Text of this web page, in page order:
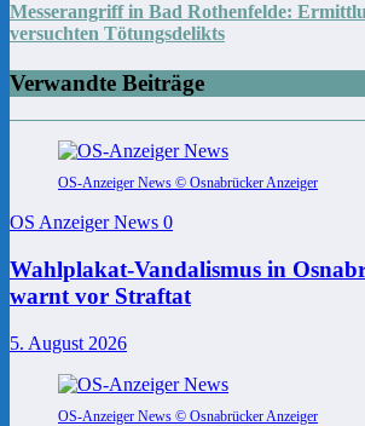
Messerangriff in Bad Rothenfelde:
versuchten Tötungsdelikts
Verwandte Beiträge
OS-Anzeiger News © Osnabrücker Anzeiger
OS Anzeiger News 0
Wahlplakat-Vandalismus in
warnt vor Straftat
5. August 2026
OS-Anzeiger News © Osnabrücker Anzeiger